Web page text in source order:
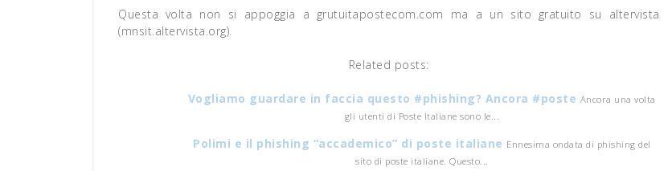
Questa volta non si appoggia a grutuitapostecom.com ma a un sito gratuito su altervista
(mnsit.altervista.org).
Related posts:
Vogliamo guardare in faccia questo #phishing? Ancora #poste Ancora una volta
gli utenti di Poste Italiane sono le...
Polimi e il phishing “accademico” di poste italiane Ennesima ondata di phishing del
sito di poste italiane. Questo...